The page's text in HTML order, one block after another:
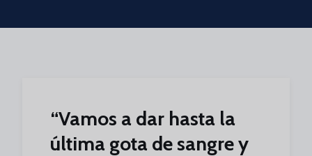
Skip to main content
“Vamos a dar hasta la
última gota de sangre y